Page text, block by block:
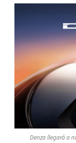
Denza llegará a